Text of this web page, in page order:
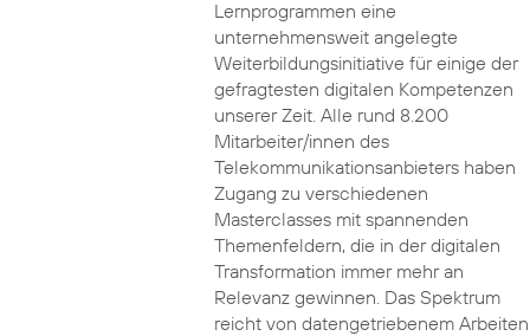
Lernprogrammen eine
unternehmensweit angelegte
Weiterbildungsinitiative für einige der
gefragtesten digitalen Kompetenzen
unserer Zeit. Alle rund 8.200
Mitarbeiter/innen des
Telekommunikationsanbieters haben
Zugang zu verschiedenen
Masterclasses mit spannenden
Themenfeldern, die in der digitalen
Transformation immer mehr an
Relevanz gewinnen. Das Spektrum
reicht von datengetriebenem Arbeiten